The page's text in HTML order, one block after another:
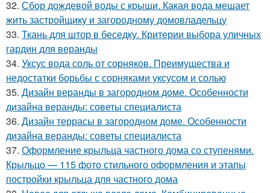
32. Сбор дождевой воды с крыши. Какая вода мешает
жить застройщику и загородному домовладельцу
33. Ткань для штор в беседку. Критерии выбора уличных
гардин для веранды
34. Уксус вода соль от сорняков. Преимущества и
недостатки борьбы с сорняками уксусом и солью
35. Дизайн веранды в загородном доме. Особенности
дизайна веранды: советы специалиста
36. Дизайн террасы в загородном доме. Особенности
дизайна веранды: советы специалиста
37. Оформление крыльца частного дома со ступенями.
Крыльцо — 115 фото стильного оформления и этапы
постройки крыльца для частного дома